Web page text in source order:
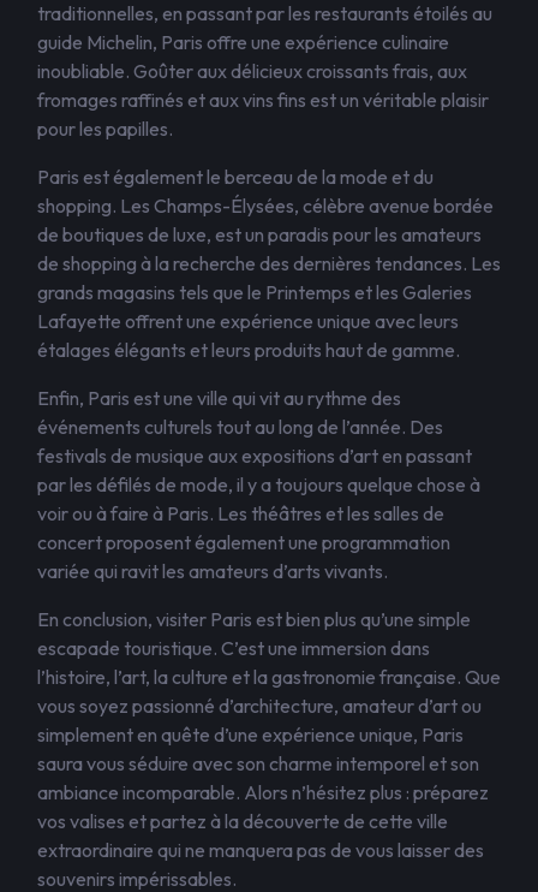
traditionnelles, en passant par les restaurants étoilés au
guide Michelin, Paris offre une expérience culinaire
inoubliable. Goûter aux délicieux croissants frais, aux
fromages raffinés et aux vins fins est un véritable plaisir
pour les papilles.
Paris est également le berceau de la mode et du
shopping. Les Champs-Élysées, célèbre avenue bordée
de boutiques de luxe, est un paradis pour les amateurs
de shopping à la recherche des dernières tendances. Les
grands magasins tels que le Printemps et les Galeries
Lafayette offrent une expérience unique avec leurs
étalages élégants et leurs produits haut de gamme.
Enfin, Paris est une ville qui vit au rythme des
événements culturels tout au long de l’année. Des
festivals de musique aux expositions d’art en passant
par les défilés de mode, il y a toujours quelque chose à
voir ou à faire à Paris. Les théâtres et les salles de
concert proposent également une programmation
variée qui ravit les amateurs d’arts vivants.
En conclusion, visiter Paris est bien plus qu’une simple
escapade touristique. C’est une immersion dans
l’histoire, l’art, la culture et la gastronomie française. Que
vous soyez passionné d’architecture, amateur d’art ou
simplement en quête d’une expérience unique, Paris
saura vous séduire avec son charme intemporel et son
ambiance incomparable. Alors n’hésitez plus : préparez
vos valises et partez à la découverte de cette ville
extraordinaire qui ne manquera pas de vous laisser des
souvenirs impérissables.